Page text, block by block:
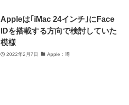
Appleは｢iMac 24インチ｣にFace
IDを搭載する方向で検討していた
模様
2022年2月7日 Apple：噂